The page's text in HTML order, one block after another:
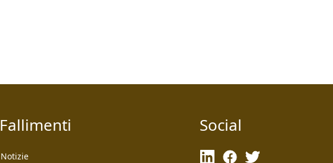
Fallimenti
Notizie
Social